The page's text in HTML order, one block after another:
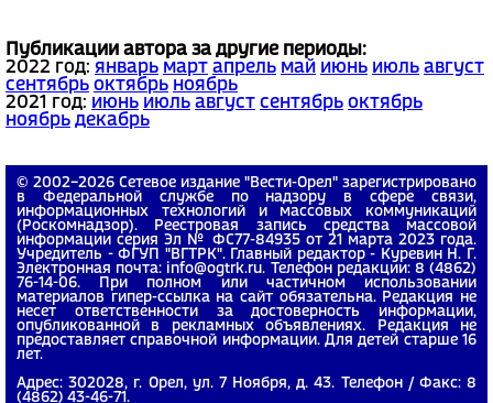
Публикации автора за другие периоды:
2022 год: январь март апрель май июнь июль август
сентябрь октябрь ноябрь
2021 год: июнь июль август сентябрь октябрь
ноябрь декабрь
© 2002−2026 Сетевое издание "Вести-Орел" зарегистрировано
в Федеральной службе по надзору в сфере связи,
информационных технологий и массовых коммуникаций
(Роскомнадзор). Реестровая запись средства массовой
информации серия Эл № ФС77-84935 от 21 марта 2023 года.
Учредитель - ФГУП "ВГТРК". Главный редактор - Куревин Н. Г.
Электронная почта: info@ogtrk.ru. Телефон редакции: 8 (4862)
76-14-06. При полном или частичном использовании
материалов гипер-ссылка на сайт обязательна. Редакция не
несет ответственности за достоверность информации,
опубликованной в рекламных объявлениях. Редакция не
предоставляет справочной информации. Для детей старше 16
лет.
Адрес: 302028, г. Орел, ул. 7 Ноября, д. 43. Телефон / Факс: 8
(4862) 43-46-71.